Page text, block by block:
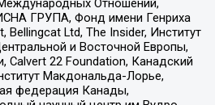
Отношений,
ГРУПА, Фонд имени Генриха
Bellingcat Ltd, The Insider, Институт
и Восточной Европы,
Calvert 22 Foundation, Канадский
Макдональда-Лорье,
федерация Канады,